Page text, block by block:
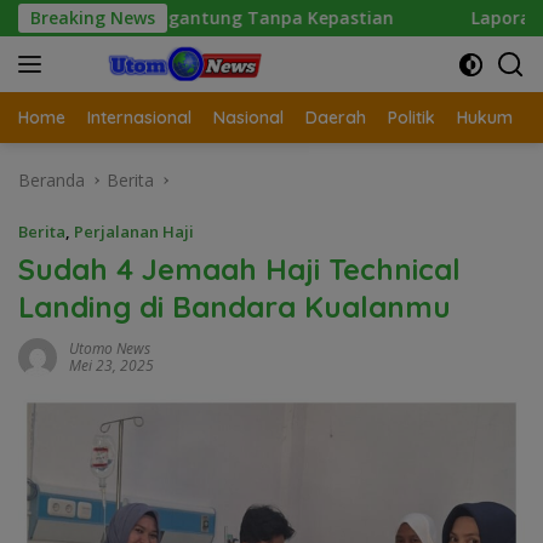
Langsung
ke
konten
Breaking News
Tanpa Kepastian Laporan Wartawan Terkait
Home Internasional Nasional Daerah Politik Hukum
Beranda Berita
Berita, Perjalanan Haji
Sudah 4 Jemaah Haji Technical
Landing di Bandara Kualanmu
Utomo News
Mei 23, 2025